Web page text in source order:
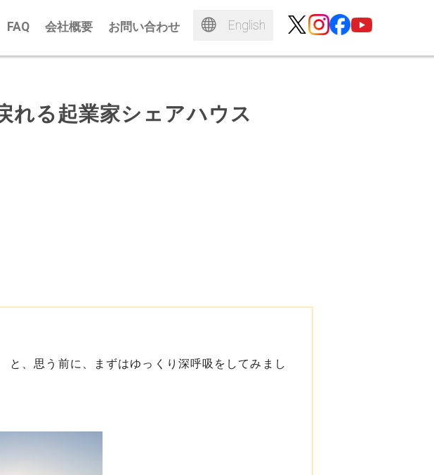
FAQ 会社概要 お問い合わせ English
れる起業家シェアハウス
、思う前に、まずはゆっくり深呼吸をしてみまし